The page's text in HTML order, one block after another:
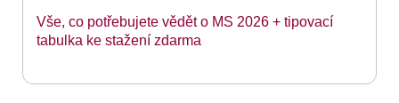
Vše, co potřebujete vědět o MS 2026 + tipovací
tabulka ke stažení zdarma